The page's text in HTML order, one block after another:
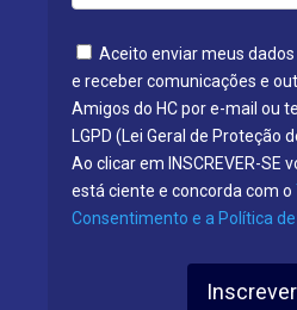
Aceito enviar meus
e receber comunicações e
Amigos do HC por e-mail ou
LGPD (Lei Geral de Proteção
Ao clicar em INSCREVER-SE
está ciente e concorda com o
Consentimento e a Política de